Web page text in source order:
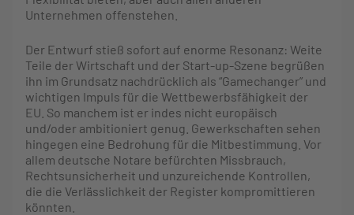
Unternehmen offenstehen.
Der Entwurf stieß sofort auf enorme Resonanz: Weite
Teile der Wirtschaft und der Start-up-Szene begrüßen
ihn im Grundsatz nachdrücklich als “Gamechanger” und
wichtigen Impuls für die Wettbewerbsfähigkeit der
EU. So manchem ist er indes nicht europäisch
und/oder ambitioniert genug. Gewerkschaften sehen
hingegen eine Bedrohung für die Mitbestimmung. Vor
allem deutsche Notare befürchten Missbrauch,
Rechtsunsicherheit und unzureichende Kontrollen,
die die Verlässlichkeit der Register kompromittieren
könnten.